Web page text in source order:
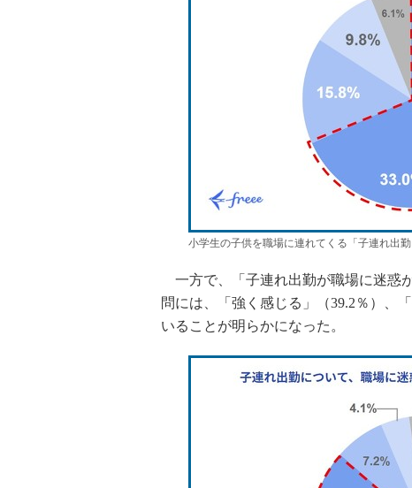
小学生の子供を職場に連れてくる「子連れ出
一方で、「子連れ出勤が職場に迷惑
問には、「強く感じる」（39.2％）、
いることが明らかになった。